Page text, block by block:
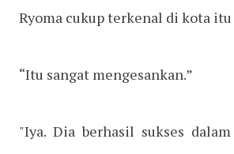
Ryoma cukup terkenal di kota itu
“Itu sangat mengesankan.”
"Iya. Dia berhasil sukses